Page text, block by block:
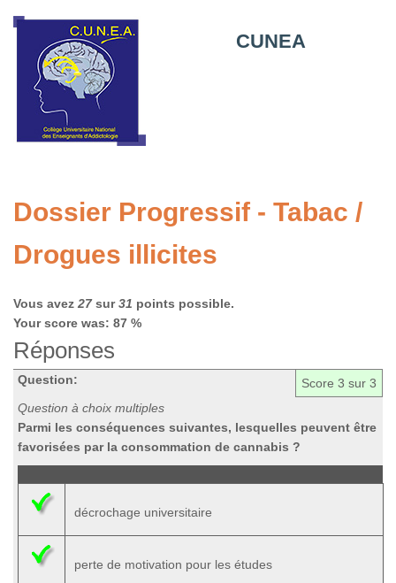
CUNEA
Dossier Progressif - Tabac /
Drogues illicites
Vous avez 27sur31 points possible.
Your score was: 87 %
Réponses
Score 3 sur 3
Question:
Question à choix multiples
Parmi les conséquences suivantes, lesquelles peuvent être
favorisées par la consommation de cannabis ?
décrochage universitaire
perte de motivation pour les études